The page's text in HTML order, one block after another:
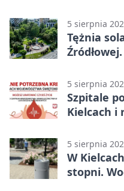
5 sierpnia
Tężnia
5 sierpnia
Szpitale
Kielcach i
5 sierpnia
W
stopni.